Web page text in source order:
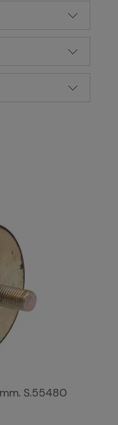
S.55480